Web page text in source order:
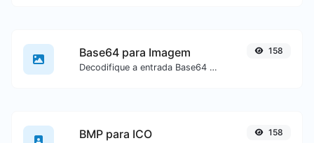
Base64 para Imagem
Decodifique a entrada Base64 para uma imagem.
158
BMP para ICO 158